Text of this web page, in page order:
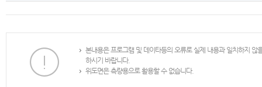
본내용은 프로그램 및 데이타등의 오류로 실제 내용과 일치하지
하시기 바랍니다.
위도면은 측량용으로 활용할 수 없습니다.